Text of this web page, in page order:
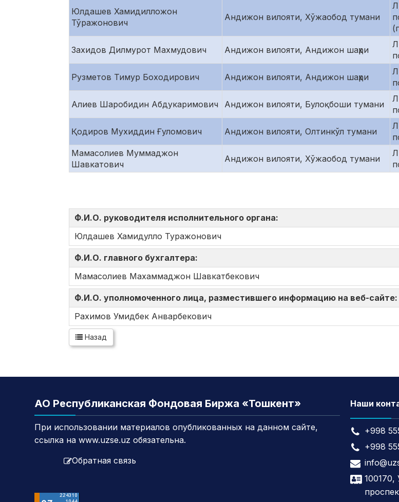
Юлдашев Хамидилложон
Тўражонович
Андижон вилояти, Хўжаобод тумани
Захидов Дилмурот Махмудович Андижон вилояти, Андижон шаҳри
Рузметов Тимур Боходирович Андижон вилояти, Андижон шаҳри
Алиев Шаробидин Абдукаримович Андижон вилояти, Булоқбоши тумани
Қодиров Мухиддин Ғуломович Андижон вилояти, Олтинкўл тумани
Мамасолиев Муммаджон
Шавкатович
Андижон вилояти, Хўжаобод тумани
Ф.И.О. руководителя исполнительного органа:
Юлдашев Хамидулло Туражонович
Ф.И.О. главного бухгалтера:
Мамасолиев Махаммаджон Шавкатбекович
Ф.И.О. уполномоченного лица, разместившего информацию на веб-сайте:
Рахимов Умидбек Анварбекович
Назад
АО Республиканская Фондовая Биржа «Тошкент»
При использовании материалов опубликованных на данном сайте,
ссылка на www.uzse.uz обязательна.
Обратная связь
Наши
+998
+998
100170,